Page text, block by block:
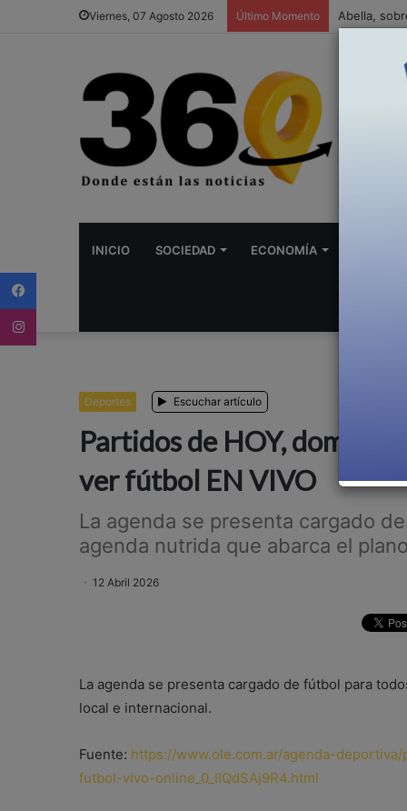
Viernes, 07 Agosto 2026 Último Momento
INICIO SOCIEDAD ECONOMÍA
Deportes Escuchar artículo
Partidos de HOY,
ver fútbol EN VIVO
La agenda se presenta cargado
agenda nutrida que abarca el
12 Abril 2026
La agenda se presenta cargado de fútbol para
local e internacional.
Fuente: https://www.ole.com.ar/agenda-
futbol-vivo-online_0_IIQdSAj9R4.html